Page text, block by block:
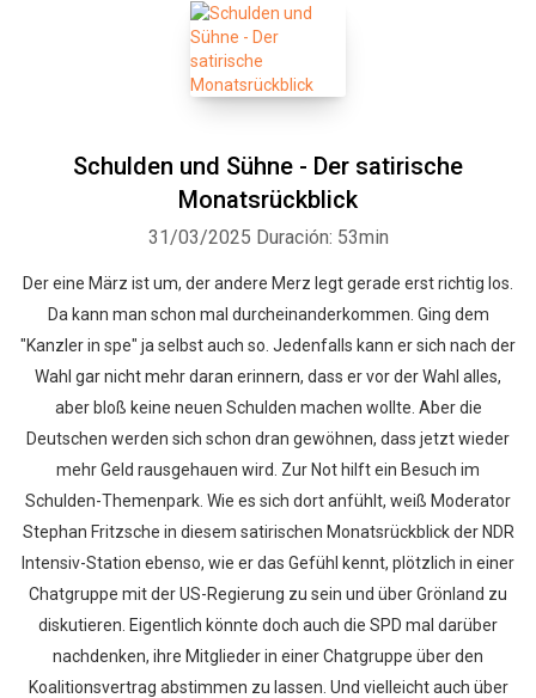
Schulden und Sühne - Der satirische
Monatsrückblick
31/03/2025 Duración: 53min
Der eine März ist um, der andere Merz legt gerade erst richtig los.
Da kann man schon mal durcheinanderkommen. Ging dem
"Kanzler in spe" ja selbst auch so. Jedenfalls kann er sich nach der
Wahl gar nicht mehr daran erinnern, dass er vor der Wahl alles,
aber bloß keine neuen Schulden machen wollte. Aber die
Deutschen werden sich schon dran gewöhnen, dass jetzt wieder
mehr Geld rausgehauen wird. Zur Not hilft ein Besuch im
Schulden-Themenpark. Wie es sich dort anfühlt, weiß Moderator
Stephan Fritzsche in diesem satirischen Monatsrückblick der NDR
Intensiv-Station ebenso, wie er das Gefühl kennt, plötzlich in einer
Chatgruppe mit der US-Regierung zu sein und über Grönland zu
diskutieren. Eigentlich könnte doch auch die SPD mal darüber
nachdenken, ihre Mitglieder in einer Chatgruppe über den
Koalitionsvertrag abstimmen zu lassen. Und vielleicht auch über